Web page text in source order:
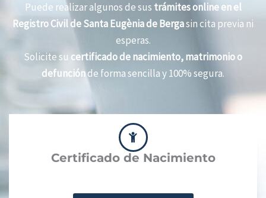
Puede realizar algunos de sus trámites online en el
Registro Civil de Santa Eugènia de Bergasin cita previa ni
esperas.
Solicite su certificado de nacimiento, matrimonio o
defunciónde forma sencilla y 100% segura.
Certificado de Nacimiento